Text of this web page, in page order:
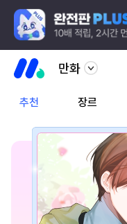
만화
추천 장르